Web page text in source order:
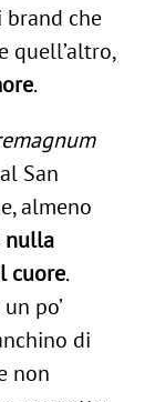
brand che
quell’altro,
.
San
almeno
nulla
cuore.
po’
di
non